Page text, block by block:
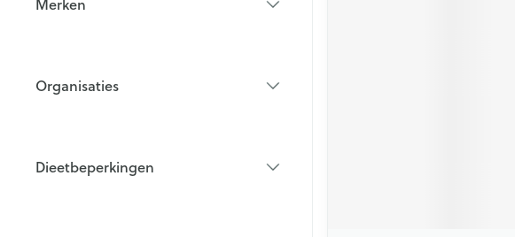
Organisaties
Dieetbeperkingen